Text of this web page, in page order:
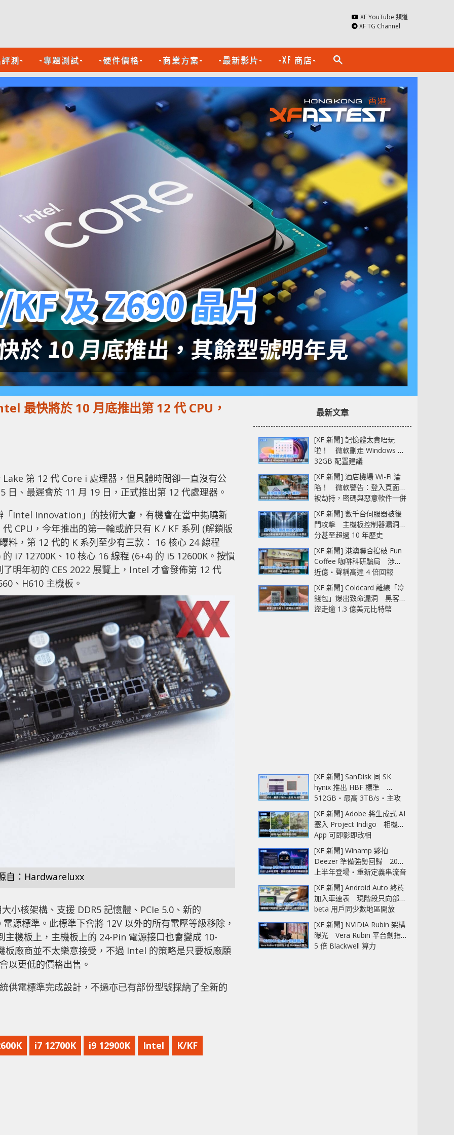
XF YouTube 頻道
XF TG Channel
測- -專題測試- -硬件價格- -商業方案- -最新影片- -XF 商店- search
最快將於 10 月底推出第 12 代 CPU，
第 12 代 Core i 處理器，但具體時間卻一直沒有公
、最遲會於 11 月 19 日，正式推出第 12 代處理器。
Intel Innovation」的技術大會，有機會在當中揭曉新
CPU，今年推出的第一輪或許只有 K / KF 系列 (解鎖版
料，第 12 代的 K 系列至少有三款： 16 核心 24 線程
i7 12700K、10 核心 16 線程 (6+4) 的 i5 12600K。按慣
明年初的 CES 2022 展覽上，Intel 才會發佈第 12 代
、H610 主機板。
自：Hardwareluxx
小核架構、支援 DDR5 記憶體、PCIe 5.0、新的
源標準。此標準下會將 12V 以外的所有電壓等級移除，
主機板上，主機板上的 24-Pin 電源接口也會變成 10-
板廠商並不太樂意接受，不過 Intel 的策略是只要板廠願
以更低的價格出售。
供電標準完成設計，不過亦已有部份型號採納了全新的
i7 12700K i9 12900K Intel K/KF
最新文章
[XF 新聞] 記憶體太貴唔玩
啦！ 微軟刪走 Windows 11
32GB 配置建議
[XF 新聞] 酒店機場 Wi-Fi 淪
陷！ 微軟警告：登入頁面可
被劫持，密碼與惡意軟件一併
中招
[XF 新聞] 數千台伺服器被後
門攻擊 主機板控制器漏洞部
分甚至超過 10 年歷史
[XF 新聞] 港澳聯合搗破 Fun
Coffee 咖啡科研騙局 涉款
近億‧聲稱高達 4 倍回報
[XF 新聞] Coldcard 離線「冷
錢包」爆出致命漏洞 黑客已
盜走逾 1.3 億美元比特幣
[XF 新聞] SanDisk 同 SK
hynix 推出 HBF 標準
512GB‧最高 3TB/s‧主攻
AI 記憶體
[XF 新聞] Adobe 將生成式 AI
塞入 Project Indigo 相機
App 可即影即改相
[XF 新聞] Winamp 夥拍
Deezer 準備強勢回歸 2027
上半年登場‧重新定義串流音
樂播放器
[XF 新聞] Android Auto 終於
加入車速表 現階段只向部分
beta 用戶同少數地區開放
[XF 新聞] NVIDIA Rubin 架構
曝光 Vera Rubin 平台劍指
5 倍 Blackwell 算力